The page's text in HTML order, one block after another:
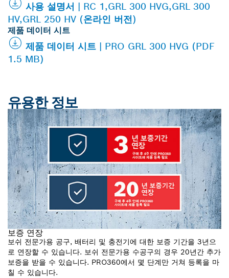
사용 설명서 | RC 1,GRL 300 HVG,GRL 300
HV,GRL 250 HV (온라인 버전)
제품 데이터 시트
제품 데이터 시트 | PRO GRL 300 HVG (PDF
1.5 MB)
유용한 정보
보증 연장
보쉬 전문가용 공구, 배터리 및 충전기에 대한 보증 기간을 3년으
로 연장할 수 있습니다. 보쉬 전문가용 수공구의 경우 20년간 추가
보증을 받을 수 있습니다. PRO360에서 몇 단계만 거쳐 등록을 마
칠 수 있습니다.